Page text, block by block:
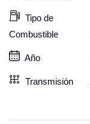
Tipo de
Combustible
Año
Transmisión